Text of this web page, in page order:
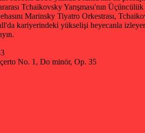
Tchaikovsky Yarışması'nın
Marinsky Tiyatro Orkestrası,
kariyerindeki yükselişi heyecanla
No. 1, Do minör, Op. 35